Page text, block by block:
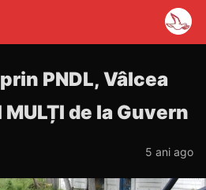
PNDL, Vâlcea
de la Guvern
5 ani ago